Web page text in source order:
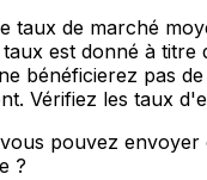
taux de marché
est donné à titre
bénéficierez pas
Vérifiez les taux
pouvez envoyer
?